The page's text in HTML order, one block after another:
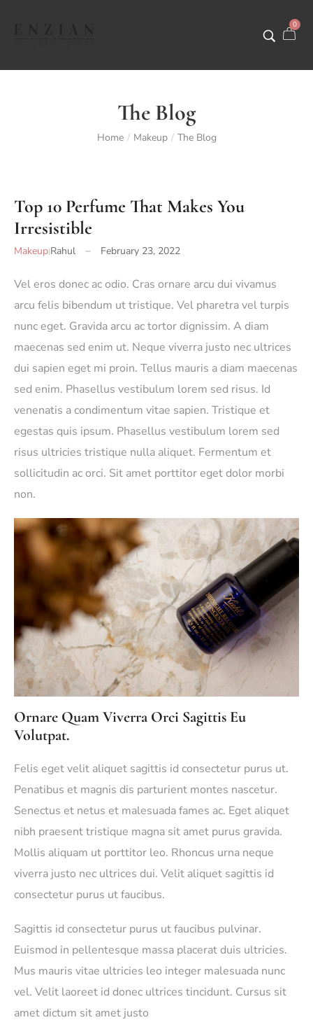
0
The Blog
Home / Makeup / The Blog
Top 10 Perfume That Makes You
Irresistible
Makeup Rahul February 23, 2022
Vel eros donec ac odio. Cras ornare arcu dui vivamus
arcu felis bibendum ut tristique. Vel pharetra vel turpis
nunc eget. Gravida arcu ac tortor dignissim. A diam
maecenas sed enim ut. Neque viverra justo nec ultrices
dui sapien eget mi proin. Tellus mauris a diam maecenas
sed enim. Phasellus vestibulum lorem sed risus. Id
venenatis a condimentum vitae sapien. Tristique et
egestas quis ipsum. Phasellus vestibulum lorem sed
risus ultricies tristique nulla aliquet. Fermentum et
sollicitudin ac orci. Sit amet porttitor eget dolor morbi
non.
Ornare Quam Viverra Orci Sagittis Eu
Volutpat.
Felis eget velit aliquet sagittis id consectetur purus ut.
Penatibus et magnis dis parturient montes nascetur.
Senectus et netus et malesuada fames ac. Eget aliquet
nibh praesent tristique magna sit amet purus gravida.
Mollis aliquam ut porttitor leo. Rhoncus urna neque
viverra justo nec ultrices dui. Velit aliquet sagittis id
consectetur purus ut faucibus.
Sagittis id consectetur purus ut faucibus pulvinar.
Euismod in pellentesque massa placerat duis ultricies.
Mus mauris vitae ultricies leo integer malesuada nunc
vel. Velit laoreet id donec ultrices tincidunt. Cursus sit
amet dictum sit amet justo